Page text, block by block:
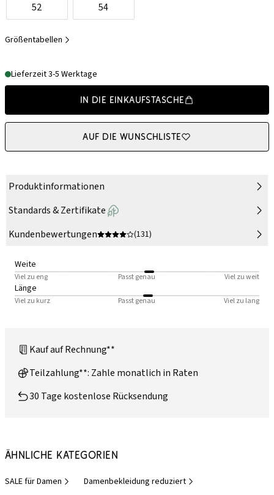
52 54
Größentabellen
Lieferzeit 3-5 Werktage
In die Einkaufstasche
Auf die Wunschliste
Produktinformationen
Standards & Zertifikate
Kundenbewertungen
(131)
Weite
Viel zu eng Passt genau Viel zu weit
Länge
Viel zu kurz Passt genau Viel zu lang
Kauf auf Rechnung**
Teilzahlung**: Zahle monatlich in Raten
30 Tage kostenlose Rücksendung
Ähnliche Kategorien
SALE für Damen Damenbekleidung reduziert